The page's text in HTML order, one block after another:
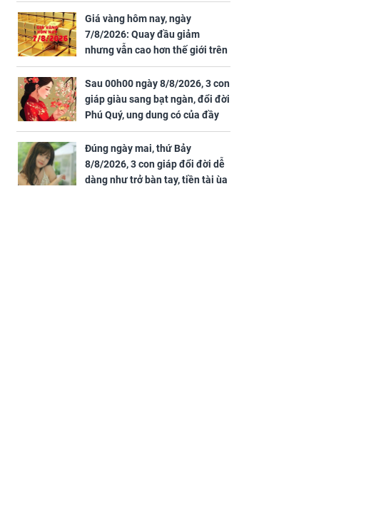
Sau 00h00 ngày
8/8/2026, 3 con giáp
giàu sang bạt ngàn,
đổi đời Phú Quý, ung
dung có của đầy nhà,
ngày càng hưng thịnh
sung túc
tiền mất tật mang
Giá vàng hôm nay, ngày
7/8/2026: Quay đầu giảm
nhưng vẫn cao hơn thế giới trên
7 triệu đồng
Sau 00h00 ngày 8/8/2026, 3 con
giáp giàu sang bạt ngàn, đổi đời
Phú Quý, ung dung có của đầy
nhà, ngày càng hưng thịnh sung
túc
Đúng ngày mai, thứ Bảy
8/8/2026, 3 con giáp đổi đời dễ
dàng như trở bàn tay, tiền tài ùa